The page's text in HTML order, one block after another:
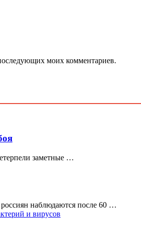
моих комментариев.
заметные …
наблюдаются после 60 …